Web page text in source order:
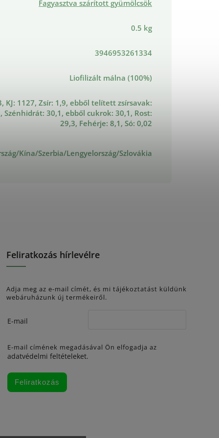
Fagyasztva szárított gyümölcsök
0.5 kg
3946953261334
Liofilizált málna (100%)
KJ: 1127, Zsír: 1,9, ebből telített zsírsavak:
Szénhidrát: 30,1, ebből cukrok: 30,1, Rost:
29,3, Fehérje: 8,1, Só: 0,02
Kína/Szerbia/Lengyelország/Szlovákia
Feliratkozás hírlevélre
Adja meg az e-mail címét, és mi tájékoztatást küldünk
webáruházunk új termékeiről.
E-mail
E-mail címének megadásával Ön elfogadja az
adatvédelmi feltételeket.
Feliratkozás